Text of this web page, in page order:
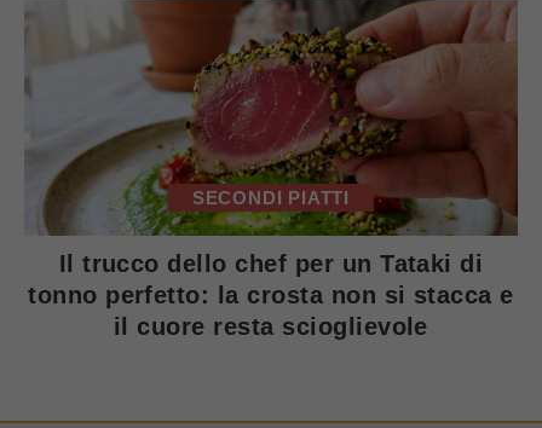
SECONDI PIATTI
Il trucco dello chef per un Tataki di
tonno perfetto: la crosta non si stacca e
il cuore resta scioglievole